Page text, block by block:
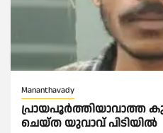
Mananthavady
പ്രായപൂർത്തിയാവാത്ത
ചെയ്ത യുവാവ് പിടിയിൽ